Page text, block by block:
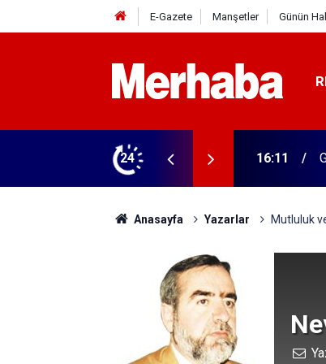
E-Gazete Manşetler Günün
24
Kampüsü'ne ziyaret 15:45
Anasayfa Yazarlar Mutluluk